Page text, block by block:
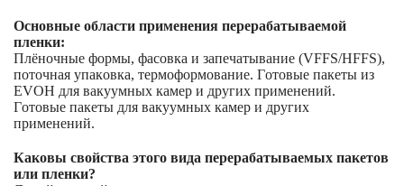
Основные области применения перерабатываемой
пленки:
Плёночные формы, фасовка и запечатывание (VFFS/HFFS),
поточная упаковка, термоформование. Готовые пакеты из
EVOH для вакуумных камер и других применений.
Готовые пакеты для вакуумных камер и других
применений.
Каковы свойства этого вида перерабатываемых пакетов
или пленки?